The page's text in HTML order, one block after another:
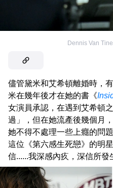
Dennis Van
儘管黛米和艾希頓離婚時，
米在幾年後才在她的書《
女演員承認，在遇到艾希頓
過」，但在她流產後幾個月
她不得不處理一些上癮的問題
這位《第六感生死戀》的明星
信......我深感內疚，深信所發